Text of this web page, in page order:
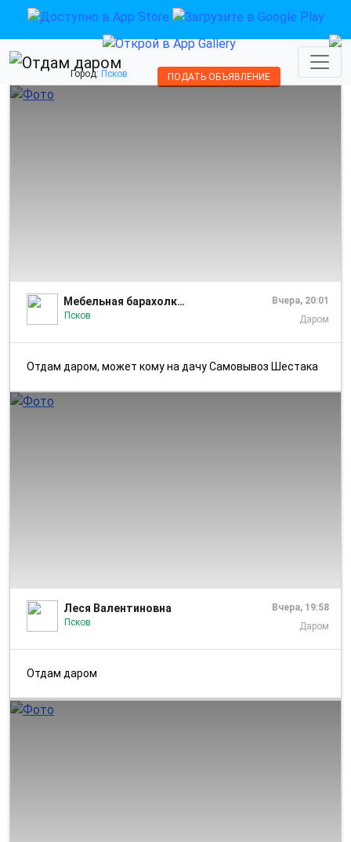
Город: Псков ПОДАТЬ ОБЪЯВЛЕНИЕ
Мебельная барахолка Псков
Псков
Вчера, 20:01
Даром
Отдам даром, может кому на дачу Самовывоз Шестака
Леся Валентиновна
Псков
Вчера, 19:58
Даром
Отдам даром